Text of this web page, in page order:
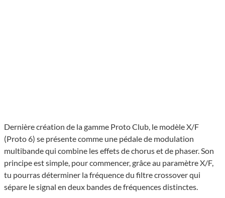
Dernière création de la gamme Proto Club, le modèle X/F
(Proto 6) se présente comme une pédale de modulation
multibande qui combine les effets de chorus et de phaser. Son
principe est simple, pour commencer, grâce au paramètre X/F,
tu pourras déterminer la fréquence du filtre crossover qui
sépare le signal en deux bandes de fréquences distinctes.